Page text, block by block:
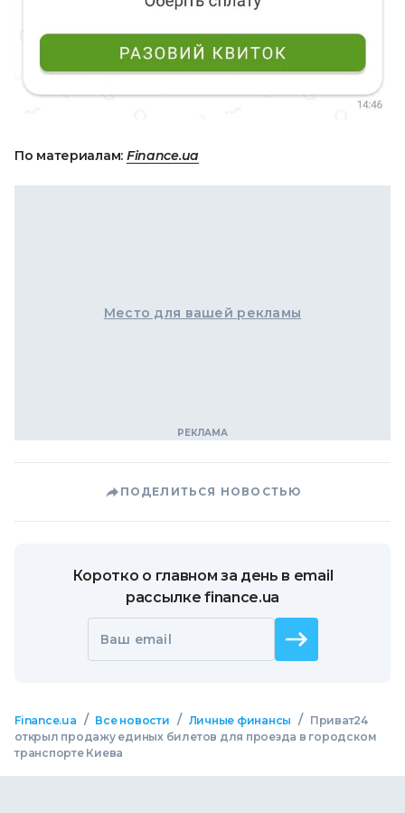
По материалам: Finance.ua
Место для вашей рекламы
ПОДЕЛИТЬСЯ НОВОСТЬЮ
Коротко о главном за день в email
рассылке finance.ua
Ваш email
Finance.ua / Все новости / Личные финансы /
Приват24
открыл продажу единых билетов для проезда в городском
транспорте Киева